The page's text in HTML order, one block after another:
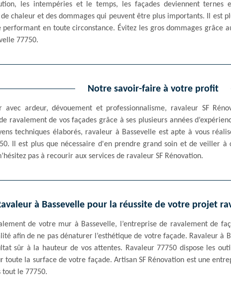
les intempéries et le temps, les façades deviennent ternes
chaleur et des dommages qui peuvent être plus importants. Il est
en toute circonstance. Évitez les gros dommages grâce
77750.
Notre savoir-faire à votre profit
avec ardeur, dévouement et professionnalisme, ravaleur SF
ravalement de vos façades grâce à ses plusieurs années
techniques élaborés, ravaleur à Bassevelle est apte à vous
Il est plus que nécessaire d'en prendre grand soin et de veiller
pas à recourir aux services de ravaleur SF Rénovation.
à Bassevelle pour la réussite de votre projet
de votre mur à Bassevelle, l’entreprise de ravalement de
afin de ne pas dénaturer l’esthétique de votre façade. Ravaleur
sûr à la hauteur de vos attentes. Ravaleur 77750 dispose les
toute la surface de votre façade. Artisan SF Rénovation est une
tout le 77750.